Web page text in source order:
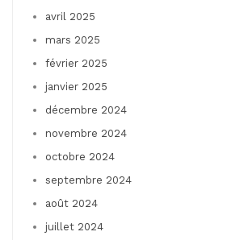
avril 2025
mars 2025
février 2025
janvier 2025
décembre 2024
novembre 2024
octobre 2024
septembre 2024
août 2024
juillet 2024